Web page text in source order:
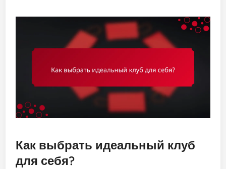
Как выбрать идеальный клуб
для себя?